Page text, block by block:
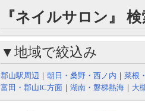
『ネイルサロン』
▼地域で絞込み
郡山駅周辺 ｜ 朝日・桑野・西ノ内 ｜ 菜根
富田・郡山IC方面 ｜ 湖南・磐梯熱海 ｜ 大